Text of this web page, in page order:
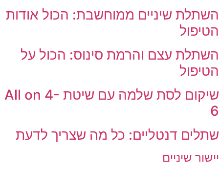
השתלת שיניים ממוחשבת: הכול אודות
הטיפול
השתלת עצם והרמת סינוס: הכול על
הטיפול
שיקום לסת שלמה עם שיטת All on 4-
6
שתלים דנטליים: כל מה שצריך לדעת
יישור שיניים